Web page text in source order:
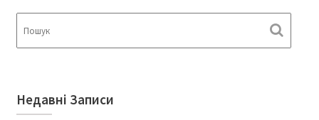
Недавні Записи